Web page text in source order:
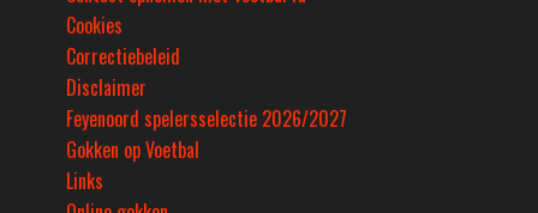
Cookies
Correctiebeleid
Disclaimer
Feyenoord spelersselectie 2026/2027
Gokken op Voetbal
Links